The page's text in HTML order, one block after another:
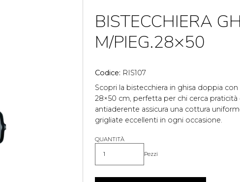
BISTECCHIERA
M/PIEG.28×50
Codice: RIS107
Scopri la bistecchiera in ghisa doppia
28×50 cm, perfetta per chi cerca
antiaderente assicura una cottura
grigliate eccellenti in ogni occasione.
QUANTITÀ
Quantità Pezzi